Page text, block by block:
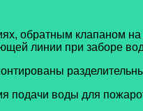
обратным клапаном
линии при заборе
подачи воды для